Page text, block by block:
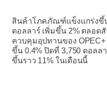
สินค้าโภคภัณฑ์แข็งแกร่งขึ้
ดอลลาร์ เพิ่มขึ้น 2% ตลอด
ควบคุมอุปทานของ OPEC+
ขึ้น 0.4% ปิดที่ 3,750 ดอลล
ขึ้นราว 11% ในเดือนนี้